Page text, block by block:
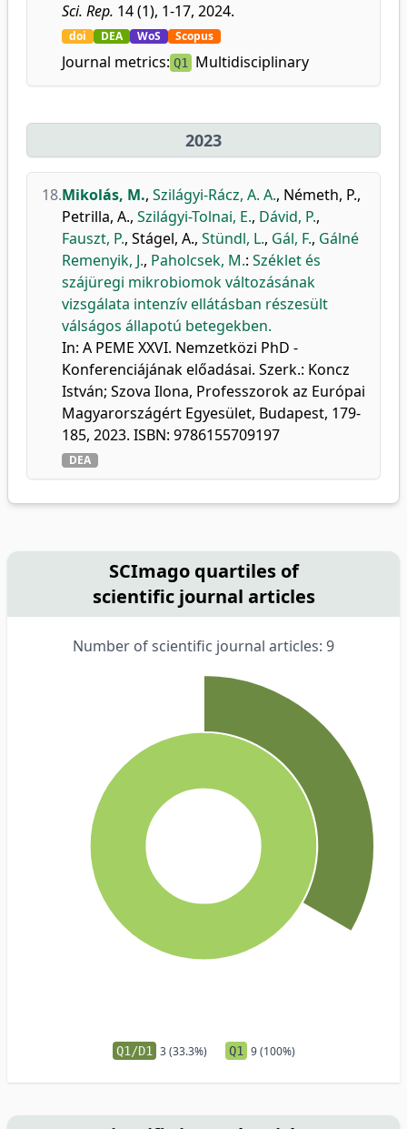
Sci. Rep. 14 (1), 1-17, 2024.
doi DEA WoS Scopus
Journal metrics: Q1 Multidisciplinary
2023
18.Mikolás, M., Szilágyi-Rácz, A. A., Németh, P.,
Petrilla, A., Szilágyi-Tolnai, E., Dávid, P.,
Fauszt, P., Stágel, A., Stündl, L., Gál, F., Gálné
Remenyik, J., Paholcsek, M.: Széklet és
szájüregi mikrobiomok változásának
vizsgálata intenzív ellátásban részesült
válságos állapotú betegekben.
In: A PEME XXVI. Nemzetközi PhD -
Konferenciájának előadásai. Szerk.: Koncz
István; Szova Ilona, Professzorok az Európai
Magyarországért Egyesület, Budapest, 179-
185, 2023. ISBN: 9786155709197
DEA
SCImago quartiles of
scientific journal articles
Number of scientific journal articles: 9
Q1/D1 3 (33.3%) Q1 9 (100%)